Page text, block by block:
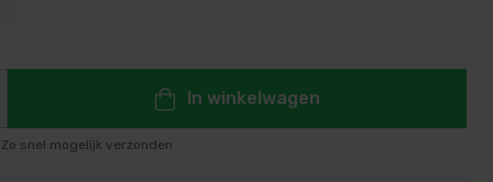
In winkelwagen
Zo snel mogelijk verzonden